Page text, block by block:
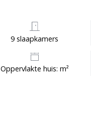
9 slaapkamers
Oppervlakte huis: m²